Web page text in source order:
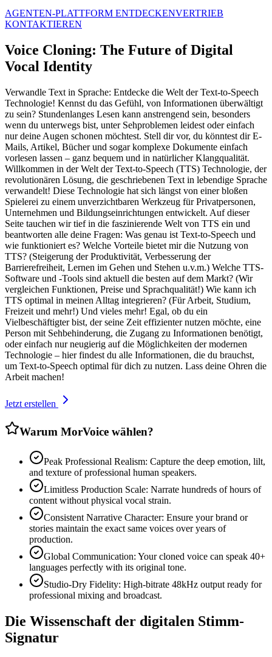
AGENTEN-PLATTFORM ENTDECKENVERTRIEB
KONTAKTIEREN
Voice Cloning: The Future of Digital
Vocal Identity
Verwandle Text in Sprache: Entdecke die Welt der Text-to-Speech
Technologie! Kennst du das Gefühl, von Informationen überwältigt
zu sein? Stundenlanges Lesen kann anstrengend sein, besonders
wenn du unterwegs bist, unter Sehproblemen leidest oder einfach
nur deine Augen schonen möchtest. Stell dir vor, du könntest dir E-
Mails, Artikel, Bücher und sogar komplexe Dokumente einfach
vorlesen lassen – ganz bequem und in natürlicher Klangqualität.
Willkommen in der Welt der Text-to-Speech (TTS) Technologie, der
revolutionären Lösung, die geschriebenen Text in lebendige Sprache
verwandelt! Diese Technologie hat sich längst von einer bloßen
Spielerei zu einem unverzichtbaren Werkzeug für Privatpersonen,
Unternehmen und Bildungseinrichtungen entwickelt. Auf dieser
Seite tauchen wir tief in die faszinierende Welt von TTS ein und
beantworten alle deine Fragen: Was genau ist Text-to-Speech und
wie funktioniert es? Welche Vorteile bietet mir die Nutzung von
TTS? (Steigerung der Produktivität, Verbesserung der
Barrierefreiheit, Lernen im Gehen und Stehen u.v.m.) Welche TTS-
Software und -Tools sind aktuell die besten auf dem Markt? (Wir
vergleichen Funktionen, Preise und Sprachqualität!) Wie kann ich
TTS optimal in meinen Alltag integrieren? (Für Arbeit, Studium,
Freizeit und mehr!) Und vieles mehr! Egal, ob du ein
Vielbeschäftigter bist, der seine Zeit effizienter nutzen möchte, eine
Person mit Sehbehinderung, die Zugang zu Informationen benötigt,
oder einfach nur neugierig auf die Möglichkeiten der modernen
Technologie – hier findest du alle Informationen, die du brauchst,
um Text-to-Speech optimal für dich zu nutzen. Lass deine Ohren die
Arbeit machen!
Jetzt erstellen
Warum MorVoice wählen?
Peak Professional Realism: Capture the deep emotion, lilt,
and texture of professional human speakers.
Limitless Production Scale: Narrate hundreds of hours of
content without physical vocal strain.
Consistent Narrative Character: Ensure your brand or
stories maintain the exact same voices over years of
production.
Global Communication: Your cloned voice can speak 40+
languages perfectly with its original tone.
Studio-Dry Fidelity: High-bitrate 48kHz output ready for
professional mixing and broadcast.
Die Wissenschaft der digitalen Stimm-
Signatur